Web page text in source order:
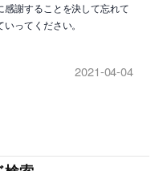
謝することを決して忘れて
ってください。
2021-04-04